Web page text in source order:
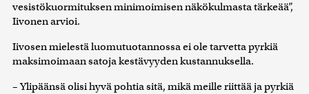
vesistökuormituksen minimoimisen näkökulmasta tärkeää”,
Iivonen arvioi.
Iivosen mielestä luomutuotannossa ei ole tarvetta pyrkiä
maksimoimaan satoja kestävyyden kustannuksella.
– Ylipäänsä olisi hyvä pohtia sitä, mikä meille riittää ja pyrkiä